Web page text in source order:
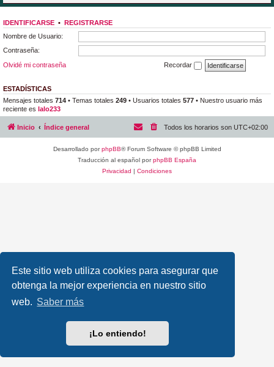
Este sitio web utiliza cookies para asegurar que
obtenga la mejor experiencia en nuestro sitio
web. Saber más
¡Lo entiendo!
IDENTIFICARSE • REGISTRARSE
Nombre de Usuario:
Contraseña:
Olvidé mi contraseña
Recordar
ESTADÍSTICAS
Mensajes totales 714 • Temas totales 249 • Usuarios totales 577 • Nuestro usuario más
reciente es lalo233
Inicio Índice general Todos los horarios son UTC+02:00
Desarrollado porphpBB® Forum Software © phpBB Limited
Traducción al español porphpBB España
Privacidad | Condiciones